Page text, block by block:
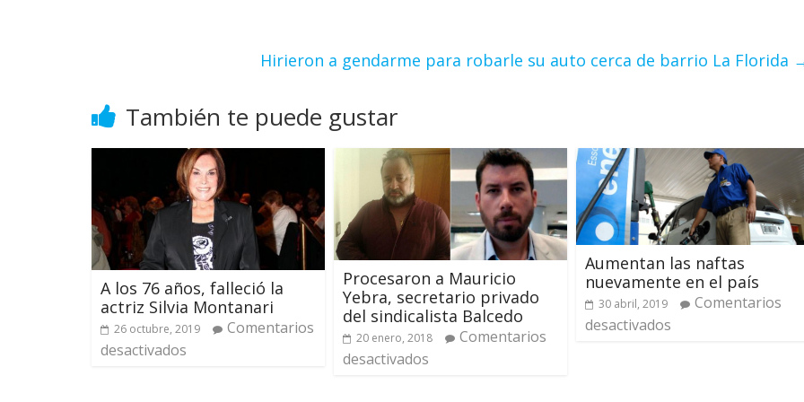
Hirieron a gendarme para robarle su auto cerca de barrio La Florida
También te puede gustar
A los 76 años, falleció la
actriz Silvia Montanari
26 octubre, 2019
Comentarios
desactivados
Procesaron a Mauricio
Yebra, secretario privado
del sindicalista Balcedo
20 enero, 2018
Comentarios
desactivados
Aumentan las naftas
nuevamente en el país
30 abril, 2019
Comentarios
desactivados